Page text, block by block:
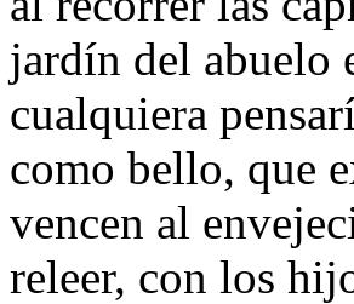
jardín del abuelo
cualquiera
como bello, que
vencen al
releer, con los